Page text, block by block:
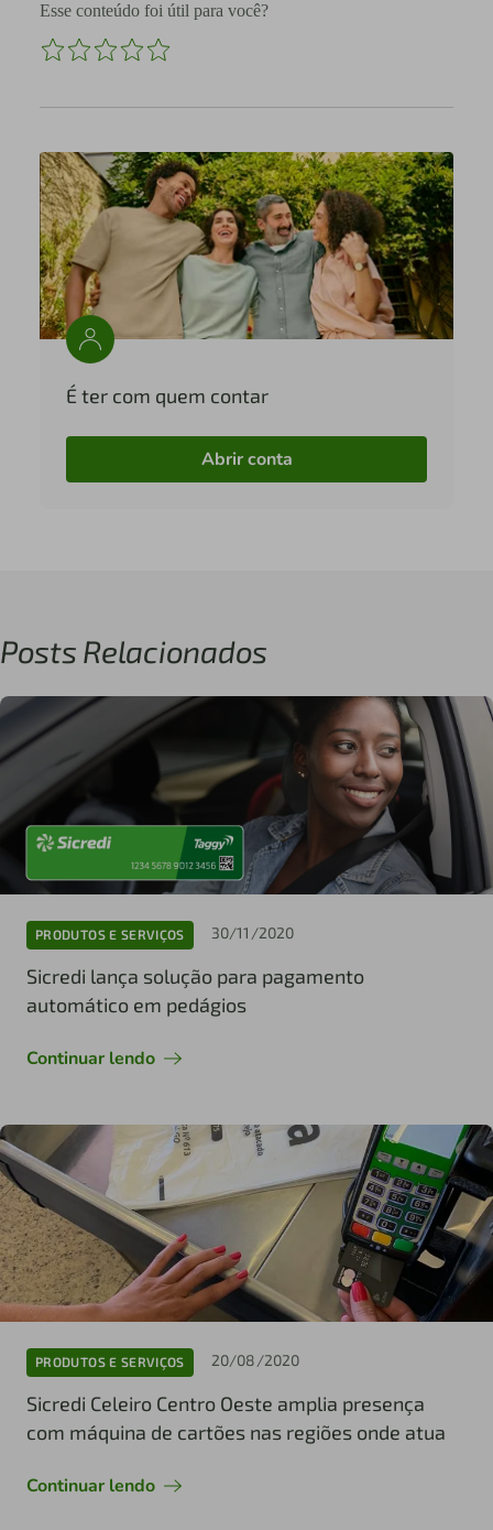
Esse conteúdo foi útil para você?
É ter com quem contar
Abrir conta
Posts Relacionados
PRODUTOS E SERVIÇOS 30/11/2020
Sicredi lança solução para pagamento
automático em pedágios
Continuar lendo
PRODUTOS E SERVIÇOS 20/08/2020
Sicredi Celeiro Centro Oeste amplia presença
com máquina de cartões nas regiões onde atua
Continuar lendo